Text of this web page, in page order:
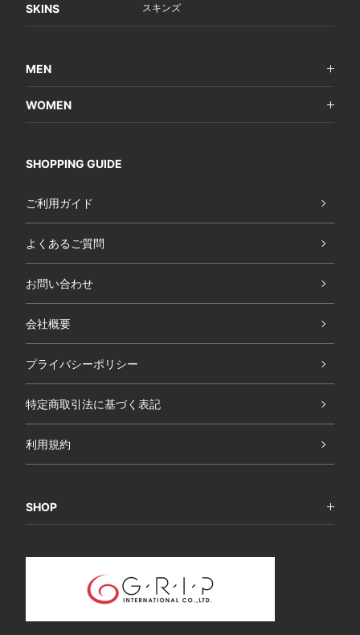
SKINS スキンズ
MEN
WOMEN
SHOPPING GUIDE
ご利用ガイド
よくあるご質問
お問い合わせ
会社概要
プライバシーポリシー
特定商取引法に基づく表記
利用規約
SHOP